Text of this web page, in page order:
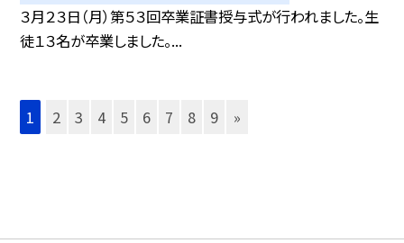
３月２３日（月）第５３回卒業証書授与式が行われました。生
徒１３名が卒業しました。...
1 2 3 4 5 6 7 8 9 »